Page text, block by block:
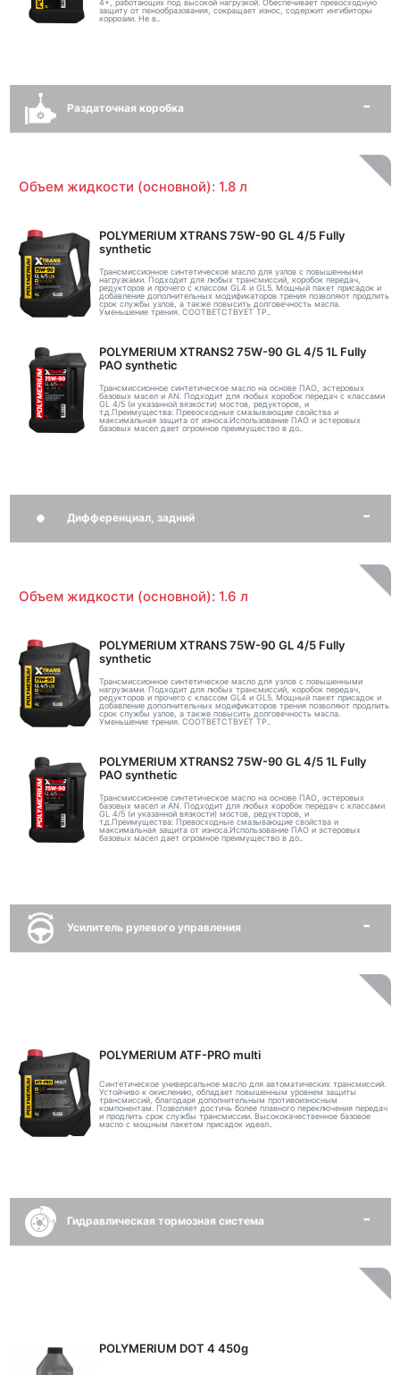
защиту от пенообразования, сокращает износ, содержит ингибиторы
коррозии. Не в..
Раздаточная коробка
Объем жидкости (основной): 1.8 л
POLYMERIUM XTRANS 75W-90 GL 4/5 Fully
synthetic
Трансмиссионное синтетическое масло для узлов с повышенными
нагрузками. Подходит для любых трансмиссий, коробок передач,
редукторов и прочего с классом GL4 и GL5. Мощный пакет присадок и
добавление дополнительных модификаторов трения позволяют продлить
срок службы узлов, а также повысить долговечность масла.
Уменьшение трения. СООТВЕТСТВУЕТ ТР..
POLYMERIUM XTRANS2 75W-90 GL 4/5 1L Fully
PAO synthetic
Трансмиссионное синтетическое масло на основе ПАО, эстеровых
базовых масел и AN. Подходит для любых коробок передач с классами
GL 4/5 (и указанной вязкости) мостов, редукторов, и
т.д.Преимущества: Превосходные смазывающие свойства и
максимальная защита от износа.Использование ПАО и эстеровых
базовых масел дает огромное преимущество в до..
Дифференциал, задний
Объем жидкости (основной): 1.6 л
POLYMERIUM XTRANS 75W-90 GL 4/5 Fully
synthetic
Трансмиссионное синтетическое масло для узлов с повышенными
нагрузками. Подходит для любых трансмиссий, коробок передач,
редукторов и прочего с классом GL4 и GL5. Мощный пакет присадок и
добавление дополнительных модификаторов трения позволяют продлить
срок службы узлов, а также повысить долговечность масла.
Уменьшение трения. СООТВЕТСТВУЕТ ТР..
POLYMERIUM XTRANS2 75W-90 GL 4/5 1L Fully
PAO synthetic
Трансмиссионное синтетическое масло на основе ПАО, эстеровых
базовых масел и AN. Подходит для любых коробок передач с классами
GL 4/5 (и указанной вязкости) мостов, редукторов, и
т.д.Преимущества: Превосходные смазывающие свойства и
максимальная защита от износа.Использование ПАО и эстеровых
базовых масел дает огромное преимущество в до..
Усилитель рулевого управления
POLYMERIUM ATF-PRO multi
Синтетическое универсальное масло для автоматических трансмиссий.
Устойчиво к окислению, обладает повышенным уровнем защиты
трансмиссий, благодаря дополнительным противоизносным
компонентам. Позволяет достичь более плавного переключения передач
и продлить срок службы трансмиссии. Высококачественное базовое
масло с мощным пакетом присадок идеал..
Гидравлическая тормозная система
POLYMERIUM DOT 4 450g